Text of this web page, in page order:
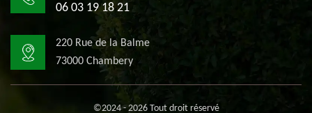
06 03 19 18 21
220 Rue de la Balme
73000 Chambery
©2024 - 2026 Tout droit réservé